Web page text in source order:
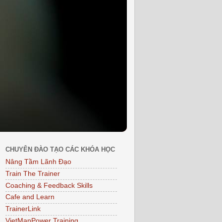
CHUYÊN ĐÀO TẠO CÁC KHÓA HỌC
Nâng Tầm Lãnh Đạo
Train The Trainer
Coaching & Feedback Skills
Cafe and Learn
TrainerLink